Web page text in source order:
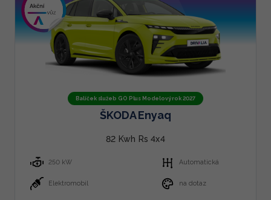
Balíček služeb GO Plus Modelový rok 2027
ŠKODA Enyaq
82 Kwh Rs 4x4
250 kW Automatická
Elektromobil na dotaz